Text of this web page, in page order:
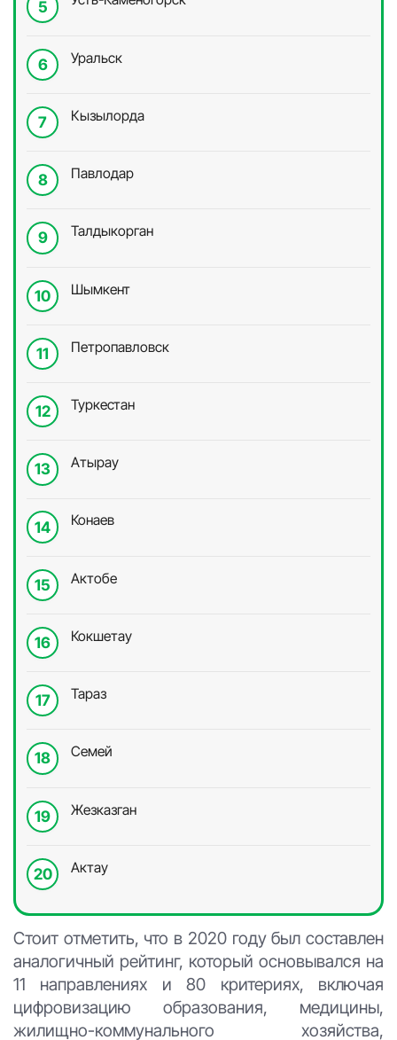
Уральск
Кызылорда
Павлодар
Талдыкорган
Шымкент
Петропавловск
Туркестан
Атырау
Конаев
Актобе
Кокшетау
Тараз
Семей
Жезказган
Актау
Стоит отметить, что в 2020 году был составлен
аналогичный рейтинг, который основывался на
11 направлениях и 80 критериях, включая
цифровизацию образования, медицины,
жилищно-коммунального хозяйства,